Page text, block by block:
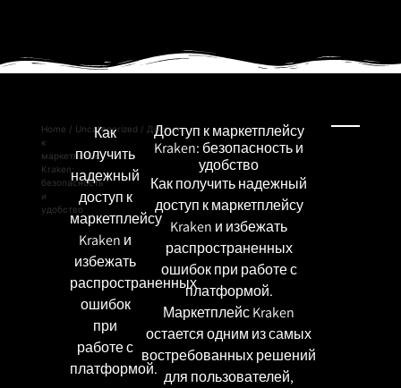
Home / Uncategorized / Доступ
к
маркетплейсу
Kraken:
безопасность
и
удобство
Как
получить
надежный
доступ к
маркетплейсу
Kraken и
избежать
распространенных
ошибок
при
работе с
платформой.
Доступ к маркетплейсу
Kraken: безопасность и
удобство
Как получить надежный
доступ к маркетплейсу
Kraken и избежать
распространенных
ошибок при работе с
платформой.
Маркетплейс Kraken
остается одним из самых
востребованных решений
для пользователей,